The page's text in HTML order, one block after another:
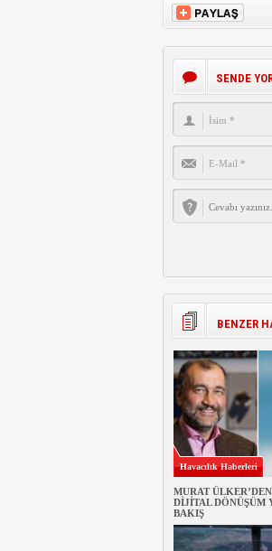
SENDE
BENZER
Havacılık Haberleri
MURAT
DİJİTAL DÖNÜŞÜM
BAKIŞ